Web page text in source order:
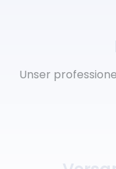
Unser